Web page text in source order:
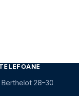
Berthelot 28–30